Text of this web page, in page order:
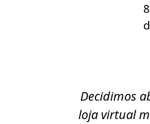
Decidimos abrir
loja virtual